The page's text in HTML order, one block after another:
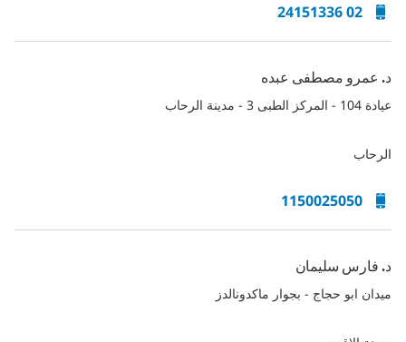
02 24151336
د. عمرو مصطفى عبده
عيادة 104 - المركز الطبى 3 - مدينة الرحاب
الرحاب
1150025050
د. فارس سليمان
ميدان ابو حجاج - بجوار ماكدونالدز